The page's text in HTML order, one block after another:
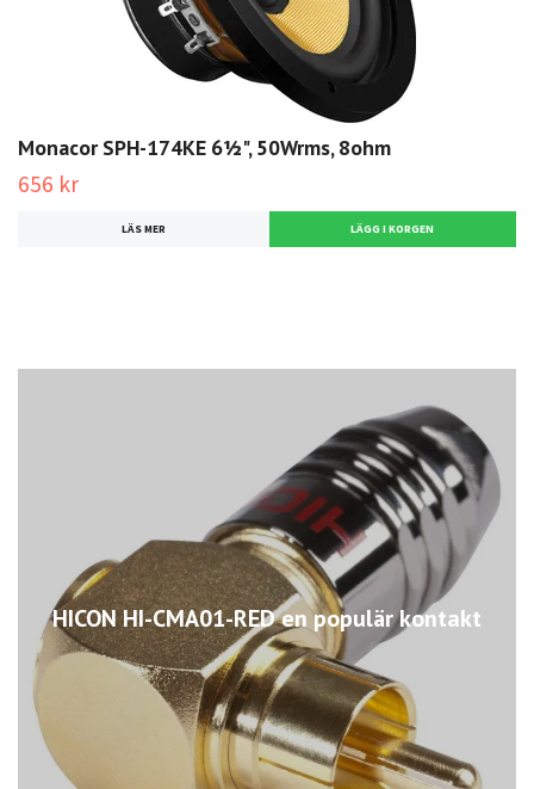
HICON HI-CMA01-RED en populär kontakt
Monacor SPH-174KE 6½", 50Wrms, 8ohm
656 kr
LÄS MER